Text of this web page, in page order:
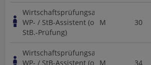
Wirtschaftsprüfungsassistent,
WP- / StB-Assistent (ohne
StB.-Prüfung)
M 30
Wirtschaftsprüfungsassistent,
WP- / StB-Assistent (ohne
M 34